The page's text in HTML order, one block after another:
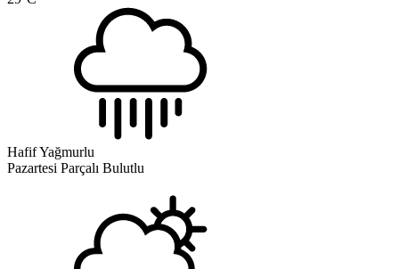
Hafif Yağmurlu
Pazartesi Parçalı Bulutlu